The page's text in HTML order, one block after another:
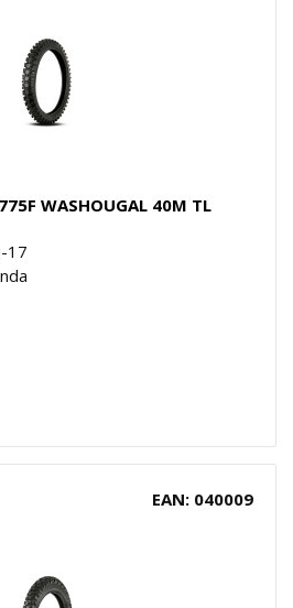
WASHOUGAL 40M TL
17
EAN: 040009